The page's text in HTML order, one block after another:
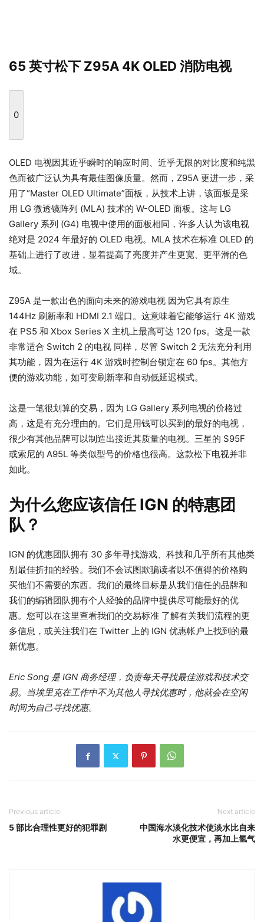
65 英寸松下 Z95A 4K OLED 消防电视
0
OLED 电视因其近乎瞬时的响应时间、近乎无限的对比度和纯黑
色而被广泛认为具有最佳图像质量。然而，Z95A 更进一步，采
用了“Master OLED Ultimate”面板，从技术上讲，该面板是采
用 LG 微透镜阵列 (MLA) 技术的 W-OLED 面板。这与 LG
Gallery 系列 (G4) 电视中使用的面板相同，许多人认为该电视
绝对是 2024 年最好的 OLED 电视。MLA 技术在标准 OLED 的
基础上进行了改进，显着提高了亮度并产生更宽、更平滑的色
域。
Z95A 是一款出色的面向未来的游戏电视 因为它具有原生
144Hz 刷新率和 HDMI 2.1 端口。这意味着它能够运行 4K 游戏
在 PS5 和 Xbox Series X 主机上最高可达 120 fps。这是一款
非常适合 Switch 2 的电视 同样，尽管 Switch 2 无法充分利用
其功能，因为在运行 4K 游戏时控制台锁定在 60 fps。其他方
便的游戏功能，如可变刷新率和自动低延迟模式。
这是一笔很划算的交易，因为 LG Gallery 系列电视的价格过
高，这是有充分理由的。它们是用钱可以买到的最好的电视，
很少有其他品牌可以制造出接近其质量的电视。三星的 S95F
或索尼的 A95L 等类似型号的价格也很高。这款松下电视并非
如此。
为什么您应该信任 IGN 的特惠团
队？
IGN 的优惠团队拥有 30 多年寻找游戏、科技和几乎所有其他类
别最佳折扣的经验。我们不会试图欺骗读者以不值得的价格购
买他们不需要的东西。我们的最终目标是从我们信任的品牌和
我们的编辑团队拥有个人经验的品牌中提供尽可能最好的优
惠。您可以在这里查看我们的交易标准 了解有关我们流程的更
多信息，或关注我们在 Twitter 上的 IGN 优惠帐户上找到的最
新优惠。
Eric Song 是 IGN 商务经理，负责每天寻找最佳游戏和技术交
易。当埃里克在工作中不为其他人寻找优惠时，他就会在空闲
时间为自己寻找优惠。
Previous article
5 部比合理性更好的犯罪剧
Next article
中国海水淡化技术使淡水比自来
水更便宜，再加上氢气